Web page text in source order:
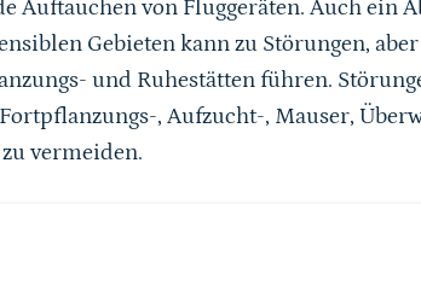
Auftauchen von Fluggeräten. Auch ein
Gebieten kann zu Störungen,
und Ruhestätten führen.
, Aufzucht-, Mauser,
vermeiden.